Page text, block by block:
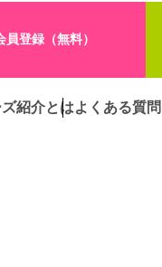
員登録（無料）
紹介とはよくある質問